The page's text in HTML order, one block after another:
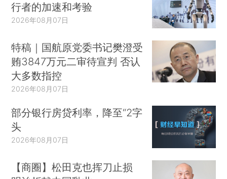
行者的加速和考验
2026年08月07日
特稿｜国航原党委书记樊澄受
贿3847万元二审待宣判 否认
大多数指控
2026年08月07日
部分银行房贷利率，降至“2字
头
2026年08月07日
【商圈】松田克也挥刀止损